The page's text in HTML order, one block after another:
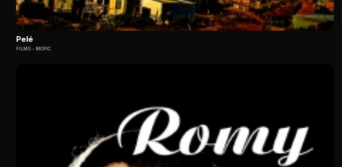
Pelé
FILMS BIOPIC